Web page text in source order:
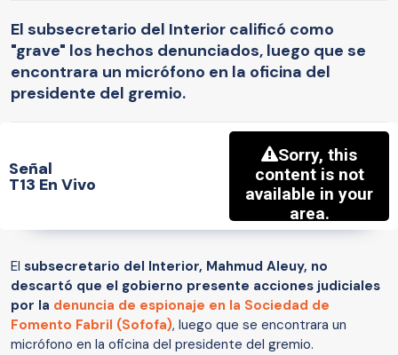
El subsecretario del Interior calificó como
"grave" los hechos denunciados, luego que se
encontrara un micrófono en la oficina del
presidente del gremio.
Señal
T13 En Vivo
El subsecretario del Interior, Mahmud Aleuy, no
descartó que el gobierno presente acciones judiciales
por la denuncia de espionaje en la Sociedad de
Fomento Fabril (Sofofa), luego que se encontrara un
micrófono en la oficina del presidente del gremio.